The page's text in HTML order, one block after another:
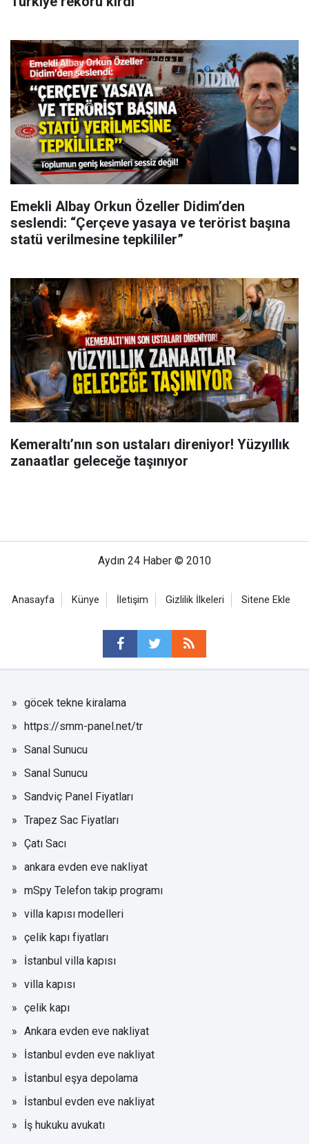
Emekli Albay Orkun Özeller Didim’den
seslendi: “Çerçeve yasaya ve terörist başına
statü verilmesine tepkililer”
Kemeraltı’nın son ustaları direniyor! Yüzyıllık
zanaatlar geleceğe taşınıyor
Aydın 24 Haber © 2010
Anasayfa Künye İletişim Gizlilik İlkeleri Sitene Ekle
göcek tekne kiralama
https://smm-panel.net/tr
Sanal Sunucu
Sanal Sunucu
Sandviç Panel Fiyatları
Trapez Sac Fiyatları
Çatı Sacı
ankara evden eve nakliyat
mSpy Telefon takip programı
villa kapısı modelleri
çelik kapı fiyatları
İstanbul villa kapısı
villa kapısı
çelik kapı
Ankara evden eve nakliyat
İstanbul evden eve nakliyat
İstanbul eşya depolama
İstanbul evden eve nakliyat
İş hukuku avukatı